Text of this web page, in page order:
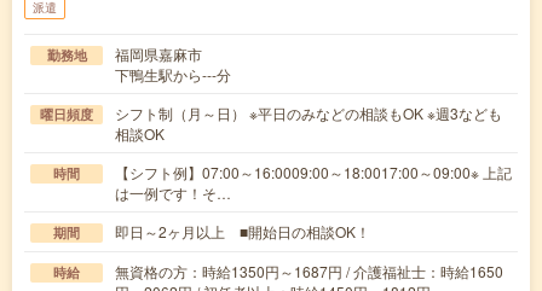
派遣
勤務地
福岡県嘉麻市
下鴨生駅から---分
曜日頻度
シフト制（月～日） ※平日のみなどの相談もOK ※週3なども
相談OK
時間
【シフト例】07:00～16:0009:00～18:0017:00～09:00※ 上記
は一例です！そ…
期間 即日～2ヶ月以上 ■開始日の相談OK！
時給
無資格の方：時給1350円～1687円 / 介護福祉士：時給1650